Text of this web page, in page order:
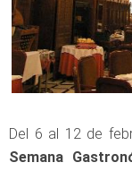
Del 6 al 12 de
Semana